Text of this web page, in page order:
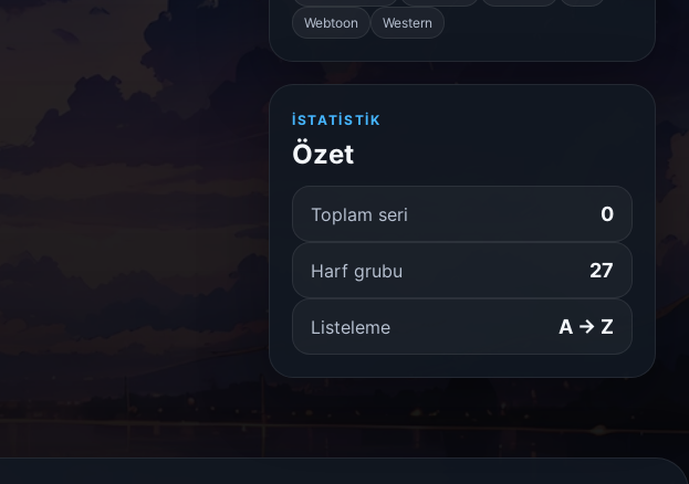
Webtoon
Western
İSTATISTIK
Özet
Toplam seri 0
Harf grubu 27
Listeleme A → Z